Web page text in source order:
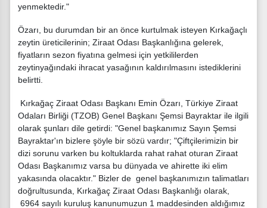
yenmektedir."
Özarı, bu durumdan bir an önce kurtulmak isteyen Kırkağaçlı
zeytin üreticilerinin; Ziraat Odası Başkanlığına gelerek,
fiyatların sezon fiyatına gelmesi için yetkililerden
zeytinyağındaki ihracat yasağının kaldırılmasını istediklerini
belirtti.
Kırkağaç Ziraat Odası Başkanı Emin Özarı, Türkiye Ziraat
Odaları Birliği (TZOB) Genel Başkanı Şemsi Bayraktar ile ilgili
olarak şunları dile getirdi: "Genel başkanımız Sayın Şemsi
Bayraktar'ın bizlere şöyle bir sözü vardır; "Çiftçilerimizin bir
dizi sorunu varken bu koltuklarda rahat rahat oturan Ziraat
Odası Başkanımız varsa bu dünyada ve ahirette iki elim
yakasında olacaktır." Bizler de genel başkanımızın talimatları
doğrultusunda, Kırkağaç Ziraat Odası Başkanlığı olarak,
6964 sayılı kuruluş kanunumuzun 1 maddesinden aldığımız